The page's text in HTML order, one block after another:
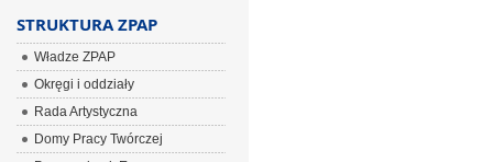
STRUKTURA ZPAP
Władze ZPAP
Okręgi i oddziały
Rada Artystyczna
Domy Pracy Twórczej